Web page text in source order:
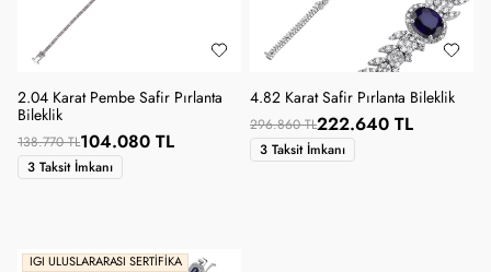
2.04 Karat Pembe Safir Pırlanta
Bileklik
138.770 TL104.080 TL
3 Taksit İmkanı
4.82 Karat Safir Pırlanta Bileklik
296.860 TL222.640 TL
3 Taksit İmkanı
IGI ULUSLARARASI SERTIFIKA